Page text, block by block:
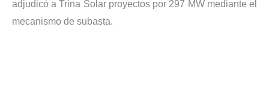
adjudicó a Trina Solar proyectos por 297 MW mediante el
mecanismo de subasta.